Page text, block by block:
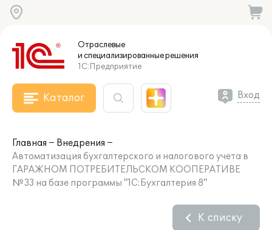
Отраслевые
и специализированныерешения
1С:Предприятие
Каталог Вход
Главная
Внедрения
Автоматизация бухгалтерского и налогового учета в
ГАРАЖНОМ ПОТРЕБИТЕЛЬСКОМ КООПЕРАТИВЕ
№33 на базе программы "1С:Бухгалтерия 8"
К списку